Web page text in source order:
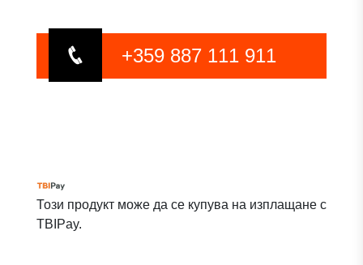
+359 887 111 911
Този продукт може да се купува на изплащане с
TBIPay.